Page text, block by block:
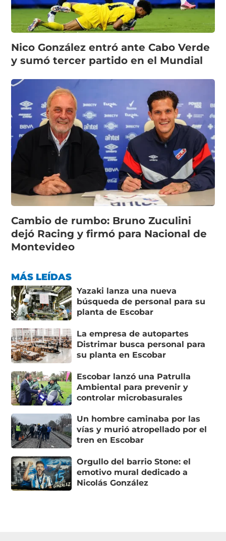
Nico González entró ante Cabo Verde
y sumó tercer partido en el Mundial
Cambio de rumbo: Bruno Zuculini
dejó Racing y firmó para Nacional de
Montevideo
MÁS LEÍDAS
Yazaki lanza una nueva
búsqueda de personal para su
planta de Escobar
La empresa de autopartes
Distrimar busca personal para
su planta en Escobar
Escobar lanzó una Patrulla
Ambiental para prevenir y
controlar microbasurales
Un hombre caminaba por las
vías y murió atropellado por el
tren en Escobar
Orgullo del barrio Stone: el
emotivo mural dedicado a
Nicolás González